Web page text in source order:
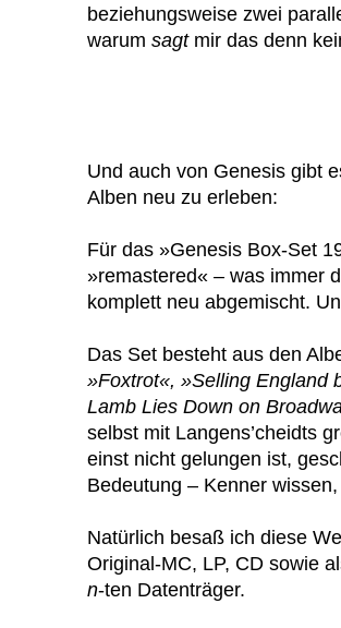
beziehungsweise zwei
warum sagtmir das denn
Und auch von Genesis gibt
Alben neu zu erleben:
Für das »Genesis Box-Set
»remastered« – was immer
komplett neu abgemischt.
Das Set besteht aus den
»Foxtrot«, »Selling England
Lamb Lies Down on
selbst mit Langens’cheidts
einst nicht gelungen ist,
Bedeutung – Kenner
Natürlich besaß ich diese
Original-MC, LP, CD sowie
n-ten Datenträger.